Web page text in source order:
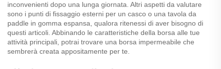
inconvenienti dopo una lunga giornata. Altri aspetti da valutare
sono i punti di fissaggio esterni per un casco o una tavola da
paddle in gomma espansa, qualora ritenessi di aver bisogno di
questi articoli. Abbinando le caratteristiche della borsa alle tue
attività principali, potrai trovare una borsa impermeabile che
sembrerà creata appositamente per te.